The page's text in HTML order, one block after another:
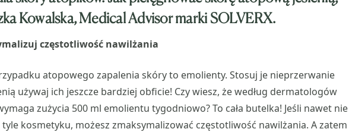
Kowalska, Medical Advisor marki SOLVERX.
częstotliwość nawilżania
atopowego zapalenia skóry to emolienty. Stosuj je nieprzerwanie
używaj ich jeszcze bardziej obficie! Czy wiesz, że według dermatologów
zużycia 500 ml emolientu tygodniowo? To cała butelka! Jeśli nawet nie
tyle kosmetyku, możesz zmaksymalizować częstotliwość nawilżania. A zatem